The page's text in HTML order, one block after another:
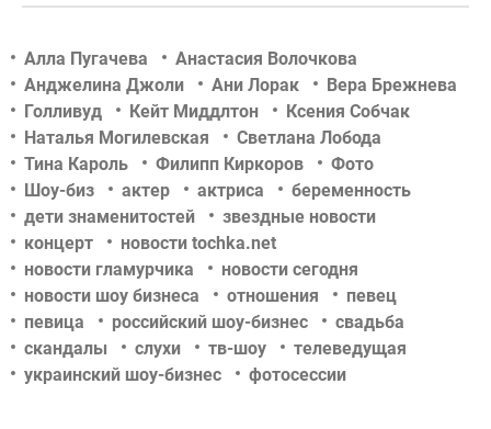
Алла Пугачева
Анастасия Волочкова
Анджелина Джоли
Ани Лорак
Вера Брежнева
Голливуд
Кейт Миддлтон
Ксения Собчак
Наталья Могилевская
Светлана Лобода
Тина Кароль
Филипп Киркоров
Фото
Шоу-биз
актер актриса
беременность
дети знаменитостей
звездные новости
концерт
новости tochka.net
новости гламурчика
новости сегодня
новости шоу бизнеса
отношения
певец
певица
российский шоу-бизнес
свадьба
скандалы
слухи тв-шоу
телеведущая
украинский шоу-бизнес
фотосессии